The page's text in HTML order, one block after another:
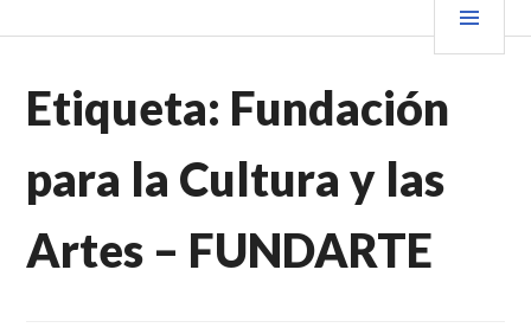
al VENDER+LIBROS NOTICIAS
Etiqueta: Fundación
para la Cultura y las
Artes – FUNDARTE